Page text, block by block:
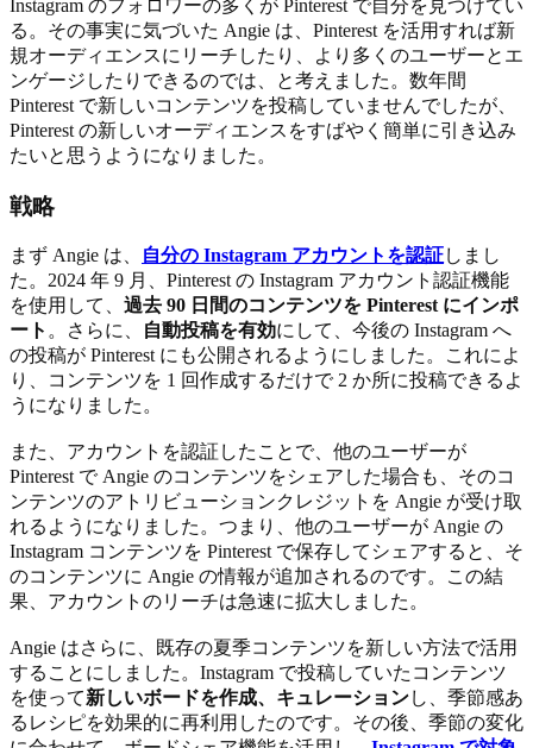
Instagram のフォロワーの多くが Pinterest で自分を見つけてい
る。その事実に気づいた Angie は、Pinterest を活用すれば新
規オーディエンスにリーチしたり、より多くのユーザーとエ
ンゲージしたりできるのでは、と考えました。数年間
Pinterest で新しいコンテンツを投稿していませんでしたが、
Pinterest の新しいオーディエンスをすばやく簡単に引き込み
たいと思うようになりました。
戦略
まず Angie は、 自分の Instagram アカウントを認証しまし
た。2024 年 9 月、Pinterest の Instagram アカウント認証機能
を使用して、 過去 90 日間のコンテンツを Pinterest にインポ
ート 。さらに、 自動投稿を有効にして、今後の Instagram へ
の投稿が Pinterest にも公開されるようにしました。これによ
り、コンテンツを 1 回作成するだけで 2 か所に投稿できるよ
うになりました。
また、アカウントを認証したことで、他のユーザーが
Pinterest で Angie のコンテンツをシェアした場合も、そのコ
ンテンツのアトリビューションクレジットを Angie が受け取
れるようになりました。つまり、他のユーザーが Angie の
Instagram コンテンツを Pinterest で保存してシェアすると、そ
のコンテンツに Angie の情報が追加されるのです。この結
果、アカウントのリーチは急速に拡大しました。
Angie はさらに、既存の夏季コンテンツを新しい方法で活用
することにしました。Instagram で投稿していたコンテンツ
を使って新しいボードを作成、キュレーションし、季節感あ
るレシピを効果的に再利用したのです。その後、季節の変化